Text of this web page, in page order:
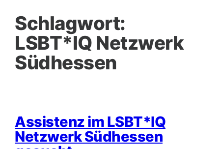
Schlagwort:
LSBT*IQ Netzwerk
Südhessen
Assistenz im LSBT*IQ
Netzwerk Südhessen